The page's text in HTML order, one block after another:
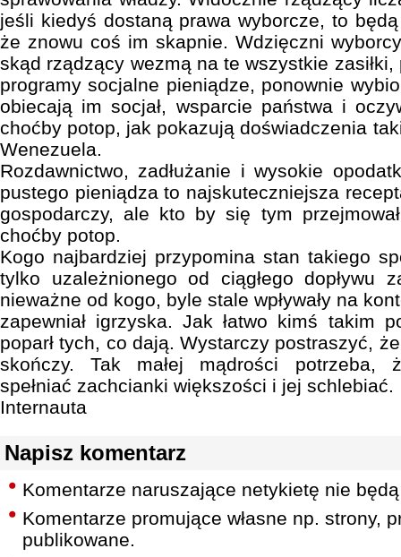
jeśli kiedyś dostaną prawa wyborcze, to
że znowu coś im skapnie. Wdzięczni
skąd rządzący wezmą na te wszystkie
programy socjalne pieniądze, ponownie
obiecają im socjał, wsparcie państwa i
choćby potop, jak pokazują doświadczenia
Wenezuela.
Rozdawnictwo, zadłużanie i wysokie
pustego pieniądza to najskuteczniejsza
gospodarczy, ale kto by się tym
choćby potop.
Kogo najbardziej przypomina stan takiego
tylko uzależnionego od ciągłego dopływu
nieważne od kogo, byle stale wpływały na
zapewniał igrzyska. Jak łatwo kimś takim
poparł tych, co dają. Wystarczy postraszyć,
skończy. Tak małej mądrości potrzeba,
spełniać zachcianki większości i jej schlebiać.
Internauta
Napisz komentarz
Komentarze naruszające netykietę nie
Komentarze promujące własne np. strony,
publikowane.